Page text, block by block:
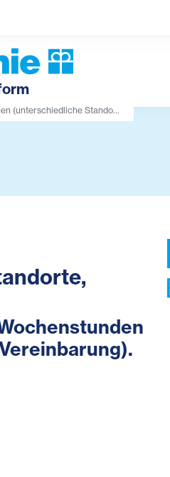
(unterschiedliche Stando...